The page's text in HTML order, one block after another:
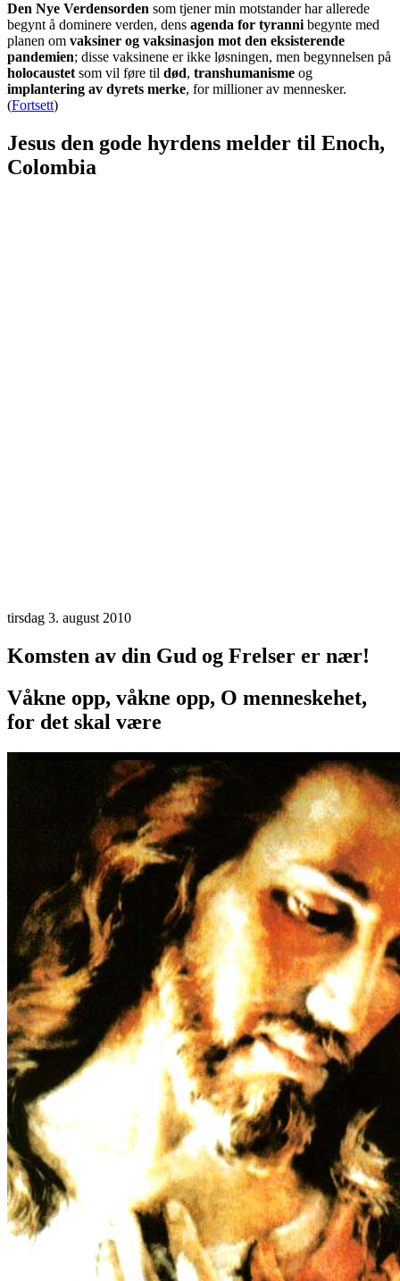
Den Nye Verdensorden som tjener min motstander har allerede
begynt å dominere verden, dens agenda for tyranni begynte med
planen om vaksiner og vaksinasjon mot den eksisterende
pandemien; disse vaksinene er ikke løsningen, men begynnelsen på
holocaustet som vil føre til død, transhumanisme og
implantering av dyrets merke, for millioner av mennesker.
(Fortsett)
Jesus den gode hyrdens melder til Enoch,
Colombia
tirsdag 3. august 2010
Komsten av din Gud og Frelser er nær!
Våkne opp, våkne opp, O menneskehet,
for det skal være